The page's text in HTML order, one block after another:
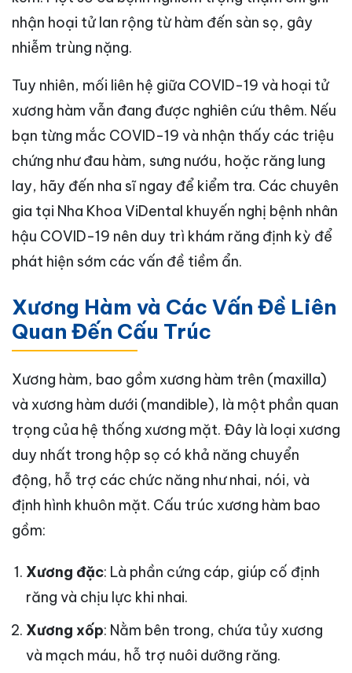
nhận hoại tử lan rộng từ hàm đến sàn sọ, gây
nhiễm trùng nặng.
Tuy nhiên, mối liên hệ giữa COVID-19 và hoại tử
xương hàm vẫn đang được nghiên cứu thêm. Nếu
bạn từng mắc COVID-19 và nhận thấy các triệu
chứng như đau hàm, sưng nướu, hoặc răng lung
lay, hãy đến nha sĩ ngay để kiểm tra. Các chuyên
gia tại Nha Khoa ViDental khuyến nghị bệnh nhân
hậu COVID-19 nên duy trì khám răng định kỳ để
phát hiện sớm các vấn đề tiềm ẩn.
Xương Hàm và Các Vấn Đề Liên
Quan Đến Cấu Trúc
Xương hàm, bao gồm xương hàm trên (maxilla)
và xương hàm dưới (mandible), là một phần quan
trọng của hệ thống xương mặt. Đây là loại xương
duy nhất trong hộp sọ có khả năng chuyển
động, hỗ trợ các chức năng như nhai, nói, và
định hình khuôn mặt. Cấu trúc xương hàm bao
gồm:
Xương đặc: Là phần cứng cáp, giúp cố định
răng và chịu lực khi nhai.
Xương xốp: Nằm bên trong, chứa tủy xương
và mạch máu, hỗ trợ nuôi dưỡng răng.